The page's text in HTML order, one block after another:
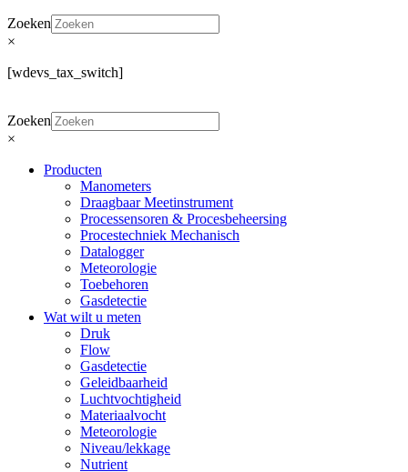
Zoeken
×
[wdevs_tax_switch]
Zoeken
×
Producten
Manometers
Draagbaar Meetinstrument
Processensoren & Procesbeheersing
Procestechniek Mechanisch
Datalogger
Meteorologie
Toebehoren
Gasdetectie
Wat wilt u meten
Druk
Flow
Gasdetectie
Geleidbaarheid
Luchtvochtigheid
Materiaalvocht
Meteorologie
Niveau/lekkage
Nutrient